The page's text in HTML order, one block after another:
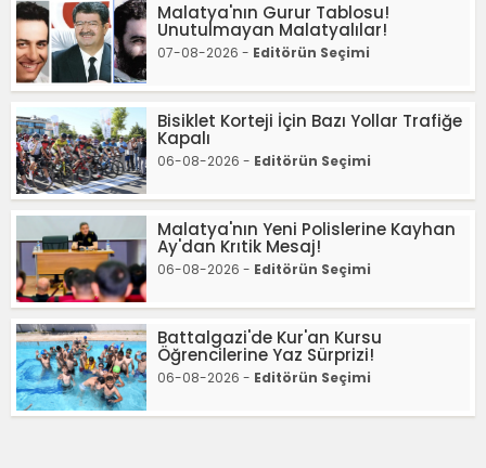
Malatya'nın Gurur Tablosu!
Unutulmayan Malatyalılar!
07-08-2026 - Editörün Seçimi
Bisiklet Korteji İçin Bazı Yollar Trafiğe
Kapalı
06-08-2026 - Editörün Seçimi
Malatya'nın Yeni Polislerine Kayhan
Ay'dan Krıtik Mesaj!
06-08-2026 - Editörün Seçimi
Battalgazi'de Kur'an Kursu
Öğrencilerine Yaz Sürprizi!
06-08-2026 - Editörün Seçimi